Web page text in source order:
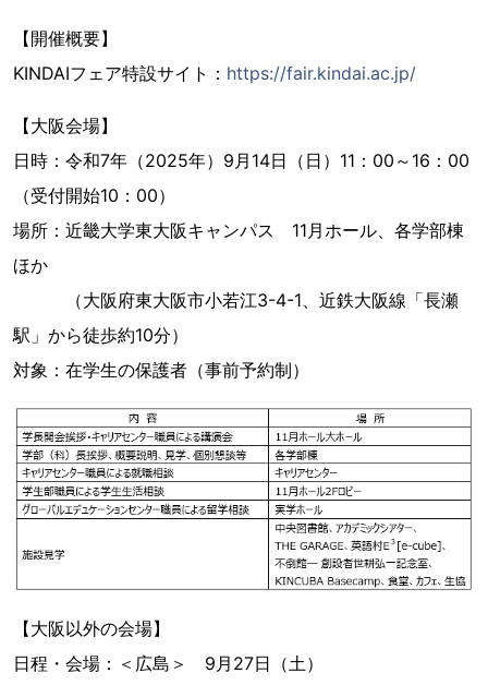
【開催概要】
KINDAIフェア特設サイト： https://fair.kindai.ac.jp/
【大阪会場】
日時：令和7年（2025年）9月14日（日）11：00～16：00
（受付開始10：00）
場所：近畿大学東大阪キャンパス 11月ホール、各学部棟
ほか
（大阪府東大阪市小若江3-4-1、近鉄大阪線「長瀬
駅」から徒歩約10分）
対象：在学生の保護者（事前予約制）
【大阪以外の会場】
日程・会場：＜広島＞ 9月27日（土）